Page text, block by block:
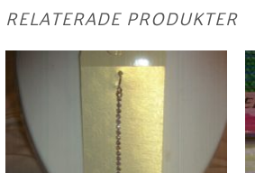
RELATERADE PRODUKTER